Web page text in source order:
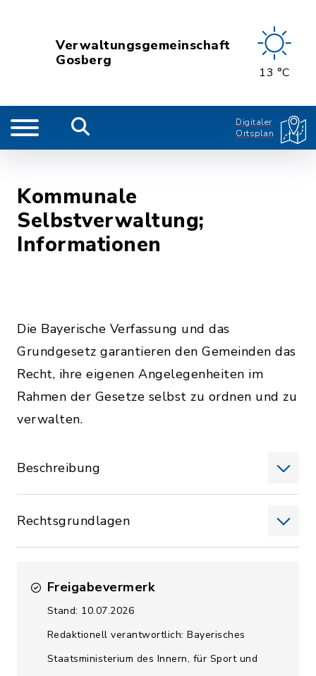
Verwaltungsgemeinschaft
Gosberg
13 °C
Digitaler
Ortsplan
Kommunale
Selbstverwaltung;
Informationen
Die Bayerische Verfassung und das
Grundgesetz garantieren den Gemeinden das
Recht, ihre eigenen Angelegenheiten im
Rahmen der Gesetze selbst zu ordnen und zu
verwalten.
Beschreibung
Rechtsgrundlagen
Freigabevermerk
Stand: 10.07.2026
Redaktionell verantwortlich: Bayerisches
Staatsministerium des Innern, für Sport und